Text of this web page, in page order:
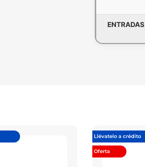
Llévatelo a crédito
Oferta